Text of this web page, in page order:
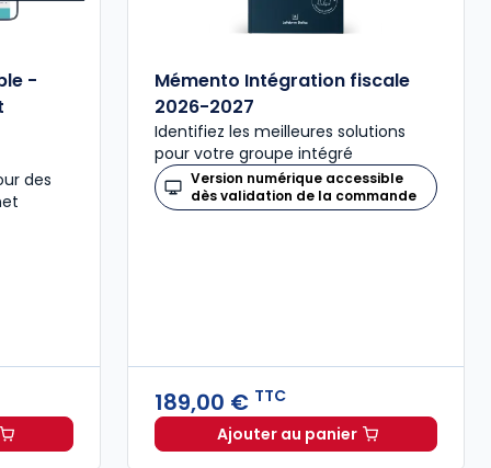
-
des
comptable - Missions comptables et fiscales à 99,08
Mémento Intégration fiscale
2026-2027
Identifiez les meilleures solutions
pour votre groupe intégré
Version numérique accessible
dès validation de la commande
189,00 € TTC
Ajouter au panierMémento Intégration